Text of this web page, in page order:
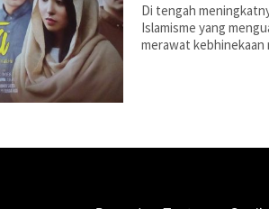
Di tengah
Islamisme yang
merawat kebhinekaan